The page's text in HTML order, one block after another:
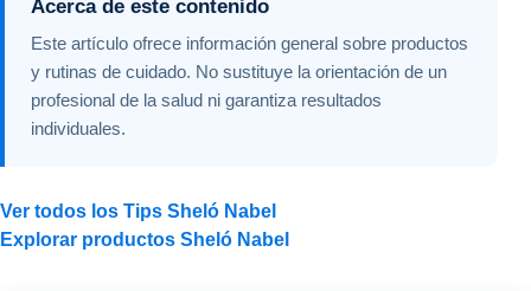
Acerca de este contenido
Este artículo ofrece información general sobre productos
y rutinas de cuidado. No sustituye la orientación de un
profesional de la salud ni garantiza resultados
individuales.
Ver todos los Tips Sheló Nabel
Explorar productos Sheló Nabel